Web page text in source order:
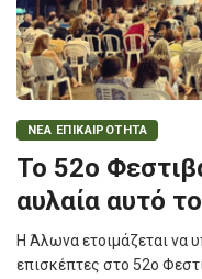
ΝΕΑ ΕΠΙΚΑΙΡΟΤΗΤΑ
Το 52ο
αυλαία αυτό
Η Άλωνα ετοιμάζεται να
επισκέπτες στο 52ο